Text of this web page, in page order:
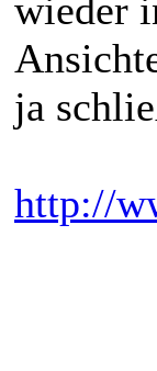
wieder
ja
http://